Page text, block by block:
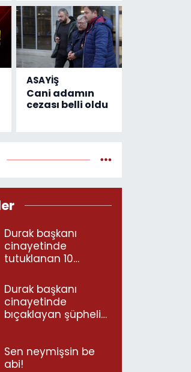
ASAYİŞ
Cani adamın
cezası belli oldu
Durak başkanı
cinayetinde
tutuklanan 10
neler dedi?
Durak başkanı
cinayetinde
bıçaklayan şüpheli
Sen neymişsin be
abi!